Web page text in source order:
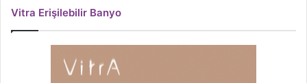
Vitra Erişilebilir Banyo